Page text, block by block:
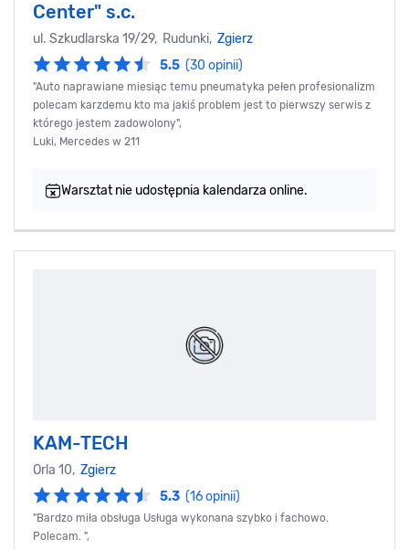
Center" s.c.
ul. Szkudlarska 19/29, Rudunki, Zgierz
5.5 (30 opinii)
"Auto naprawiane miesiąc temu pneumatyka pełen profesionalizm
polecam karzdemu kto ma jakiś problem jest to pierwszy serwis z
którego jestem zadowolony",
Luki, Mercedes w 211
Warsztat nie udostępnia kalendarza online.
KAM-TECH
Orla 10, Zgierz
5.3 (16 opinii)
"Bardzo miła obsługa Usługa wykonana szybko i fachowo.
Polecam. ",